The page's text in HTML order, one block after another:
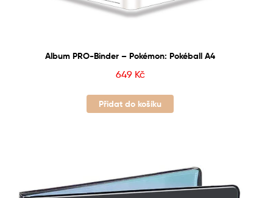
Album PRO-Binder – Pokémon: Pokéball A4
649 Kč
Přidat do košíku